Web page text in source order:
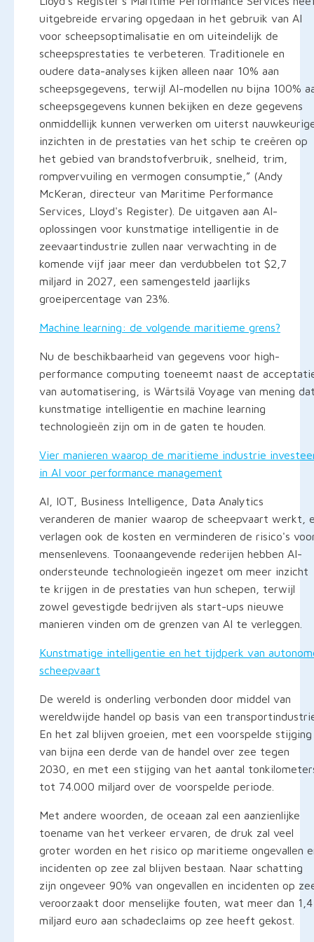
uitgebreide ervaring opgedaan in het gebruik van AI
voor scheepsoptimalisatie en om uiteindelijk de
scheepsprestaties te verbeteren. Traditionele en
oudere data-analyses kijken alleen naar 10% aan
scheepsgegevens, terwijl AI-modellen nu bijna 100%
scheepsgegevens kunnen bekijken en deze gegevens
onmiddellijk kunnen verwerken om uiterst
inzichten in de prestaties van het schip te creëren op
het gebied van brandstofverbruik, snelheid, trim,
rompvervuiling en vermogen consumptie,” (Andy
McKeran, directeur van Maritime Performance
Services, Lloyd's Register). De uitgaven aan AI-
oplossingen voor kunstmatige intelligentie in de
zeevaartindustrie zullen naar verwachting in de
komende vijf jaar meer dan verdubbelen tot $2,7
miljard in 2027, een samengesteld jaarlijks
groeipercentage van 23%.
Machine learning: de volgende maritieme grens?
Nu de beschikbaarheid van gegevens voor high-
performance computing toeneemt naast de
van automatisering, is Wärtsilä Voyage van mening
kunstmatige intelligentie en machine learning
technologieën zijn om in de gaten te houden.
Vier manieren waarop de maritieme industrie
in AI voor performance management
AI, IOT, Business Intelligence, Data Analytics
veranderen de manier waarop de scheepvaart werkt,
verlagen ook de kosten en verminderen de risico's
mensenlevens. Toonaangevende rederijen hebben AI-
ondersteunde technologieën ingezet om meer inzicht
te krijgen in de prestaties van hun schepen, terwijl
zowel gevestigde bedrijven als start-ups nieuwe
manieren vinden om de grenzen van AI te verleggen.
Kunstmatige intelligentie en het tijdperk van
scheepvaart
De wereld is onderling verbonden door middel van
wereldwijde handel op basis van een
En het zal blijven groeien, met een voorspelde stijging
van bijna een derde van de handel over zee tegen
2030, en met een stijging van het aantal
tot 74.000 miljard over de voorspelde periode.
Met andere woorden, de oceaan zal een aanzienlijke
toename van het verkeer ervaren, de druk zal veel
groter worden en het risico op maritieme ongevallen
incidenten op zee zal blijven bestaan. Naar schatting
zijn ongeveer 90% van ongevallen en incidenten op
veroorzaakt door menselijke fouten, wat meer dan 1,4
miljard euro aan schadeclaims op zee heeft gekost.